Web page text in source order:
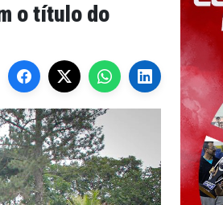
o título do